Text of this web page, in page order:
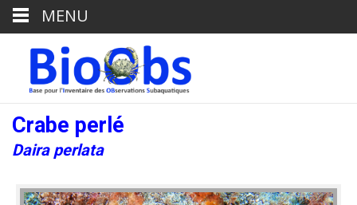
Crabe perlé
Daira perlata
MENU